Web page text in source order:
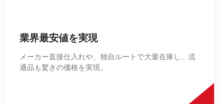
業界最安値を実現
メーカー直接仕入れや、独自ルートで大量在庫し、流
通品も驚きの価格を実現。